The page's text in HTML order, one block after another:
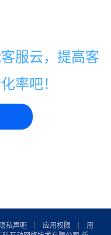
服云，提高客
率吧！
隐私声明 应用权限
用